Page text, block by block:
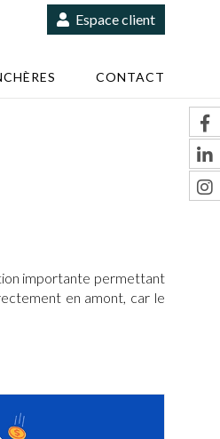
CONTACT
Espace client
importante permettant
en amont, car le